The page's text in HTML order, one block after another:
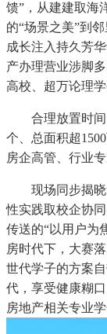
馈”，从建建取海
的“场景之美”到
成长注入持久芳
产办理营业涉脚
高校、超万论理学
合理放置时间
个、总面积超
房企高管、行业
现场同步揭晓
性实践取校企协
传送的“以用户为
房时代下，大赛
世代学子的方案
代，享受健康糊
房地产相关专业